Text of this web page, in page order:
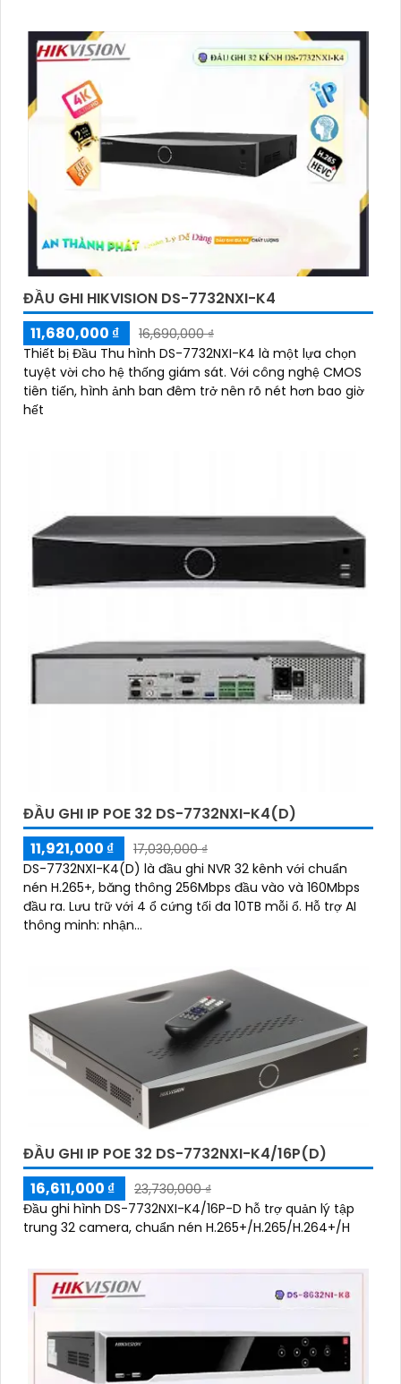
ĐẦU GHI HIKVISION DS-7732NXI-K4
11,680,000 ₫
16,690,000 ₫
Thiết bị Đầu Thu hình DS-7732NXI-K4 là một lựa chọn
tuyệt vời cho hệ thống giám sát. Với công nghệ CMOS
tiên tiến, hình ảnh ban đêm trở nên rõ nét hơn bao giờ
hết
ĐẦU GHI IP POE 32 DS-7732NXI-K4(D)
11,921,000 ₫
17,030,000 ₫
DS-7732NXI-K4(D) là đầu ghi NVR 32 kênh với chuẩn
nén H.265+, băng thông 256Mbps đầu vào và 160Mbps
đầu ra. Lưu trữ với 4 ổ cứng tối đa 10TB mỗi ổ. Hỗ trợ AI
thông minh: nhận...
ĐẦU GHI IP POE 32 DS-7732NXI-K4/16P(D)
16,611,000 ₫
23,730,000 ₫
Đầu ghi hình DS-7732NXI-K4/16P-D hỗ trợ quản lý tập
trung 32 camera, chuẩn nén H.265+/H.265/H.264+/H